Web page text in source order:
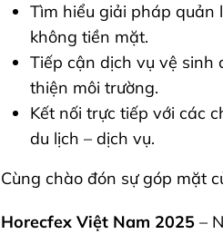
Tìm hiểu giải pháp
không tiền mặt.
Tiếp cận dịch vụ vệ sinh
thiện môi trường.
Kết nối trực tiếp với các
du lịch – dịch vụ.
Cùng chào đón sự góp mặt
Horecfex Việt Nam 2025 –